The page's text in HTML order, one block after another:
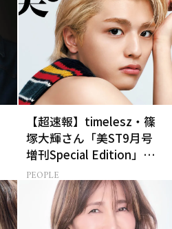
【超速報】timelesz・篠
塚大輝さん「美ST9月号
増刊Special Edition」誌
面カットを先行公開！
PEOPLE